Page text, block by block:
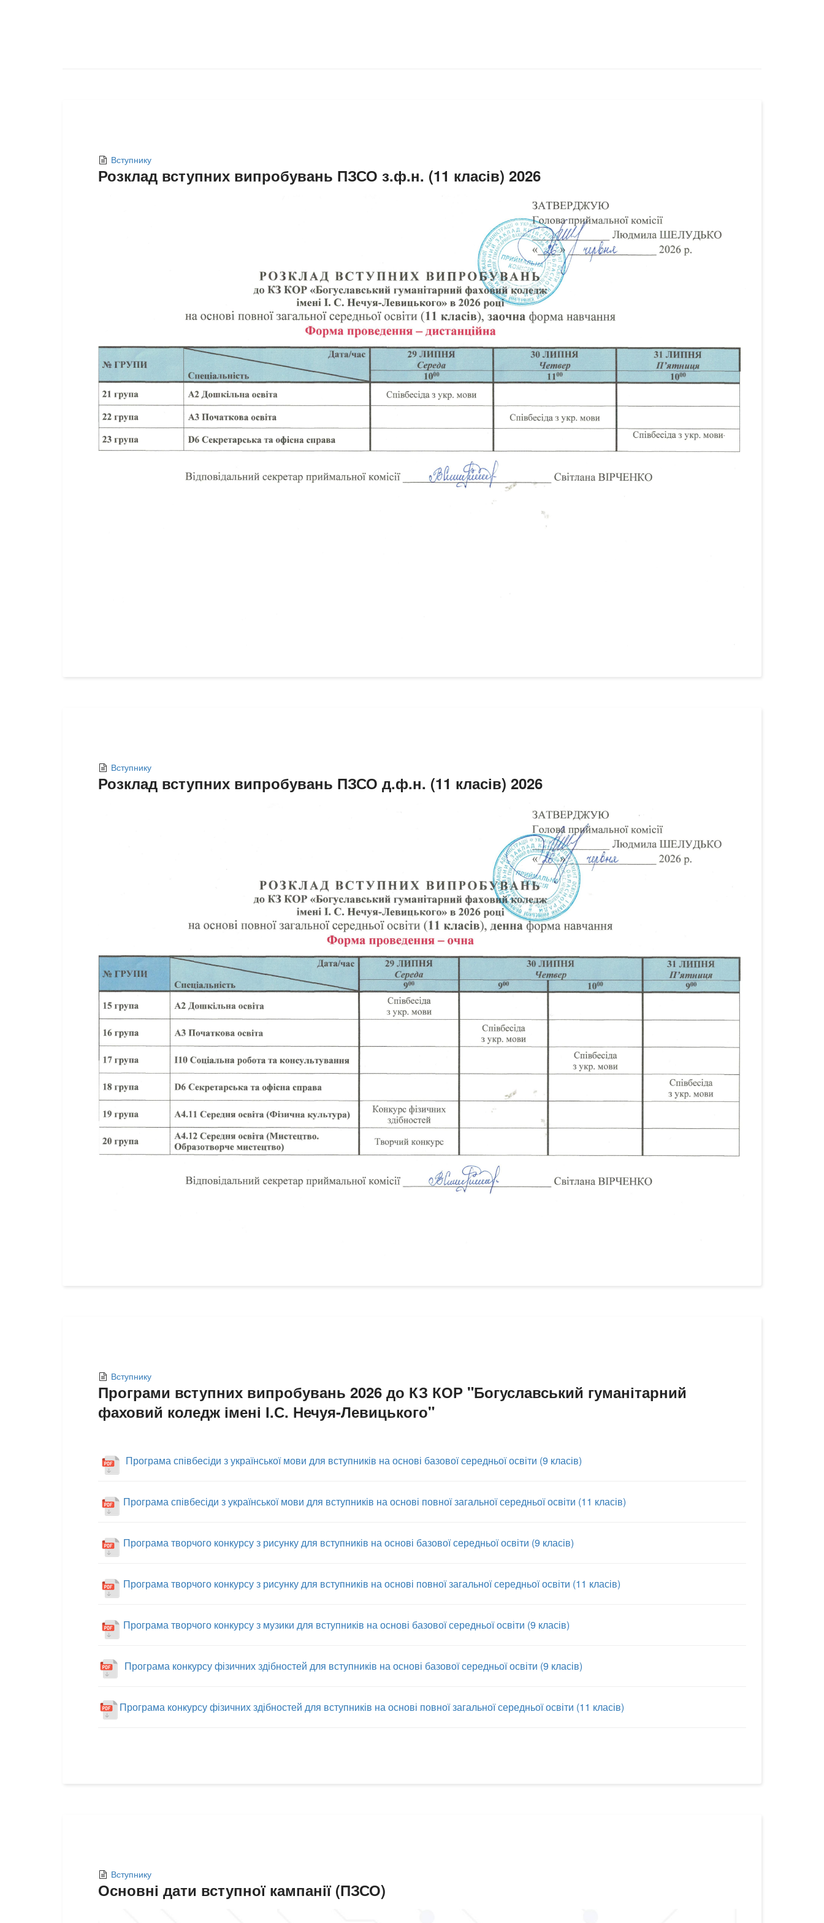
Вступнику
Розклад вступних випробувань ПЗСО з.ф.н. (11 класів) 2026
Вступнику
Розклад вступних випробувань ПЗСО д.ф.н. (11 класів) 2026
Вступнику
Програми вступних випробувань 2026 до КЗ КОР "Богуславський гуманітарний
фаховий коледж імені І.С. Нечуя-Левицького"
Програма співбесіди з української мови для вступників на основі базової середньої освіти (9 класів)
Програма співбесіди з української мови для вступників на основі повної загальної середньої освіти (11 класів)
Програма творчого конкурсу з рисунку для вступників на основі базової середньої освіти (9 класів)
Програма творчого конкурсу з рисунку для вступників на основі повної загальної середньої освіти (11 класів)
Програма творчого конкурсу з музики для вступників на основі базової середньої освіти (9 класів)
Програма конкурсу фізичних здібностей для вступників на основі базової середньої освіти (9 класів)
Програма конкурсу фізичних здібностей для вступників на основі повної загальної середньої освіти (11 класів)
Вступнику
Основні дати вступної кампанії (ПЗСО)